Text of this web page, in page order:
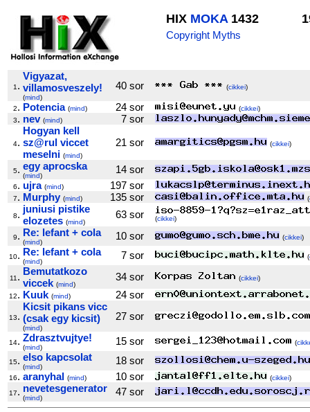
HIX MOKA1432
Copyright Myths
1 .
Vigyazat,
villamosveszely!
(mind)
40 sor (cikkei)
2. Potencia (mind) 24 sor (cikkei)
3. nev (mind) 7 sor
4.
Hogyan kell
sz@rul viccet
meselni (mind)
21 sor (cikkei)
5. egy aprocska
(mind)
14 sor
6. ujra (mind) 197 sor
7. Murphy (mind) 135 sor (
8.juniusi pistike
elozetes (mind)
63 sor (cikkei)
9. Re: lefant + cola
(mind)
10 sor (cikkei)
10. Re: lefant + cola
(mind)
7 sor (
11 . Bemutatkozo
viccek (mind)
34 sor (cikkei)
12. Kuuk (mind) 24 sor
13.
Kicsit pikans vicc
(csak egy kicsit)
(mind)
27 sor
14. Zdrasztvujtye!
(mind)
15 sor (
15. elso kapcsolat
(mind)
18 sor
16. aranyhal (mind) 10 sor (cikkei)
17. nevetesgenerator
(mind)
47 sor